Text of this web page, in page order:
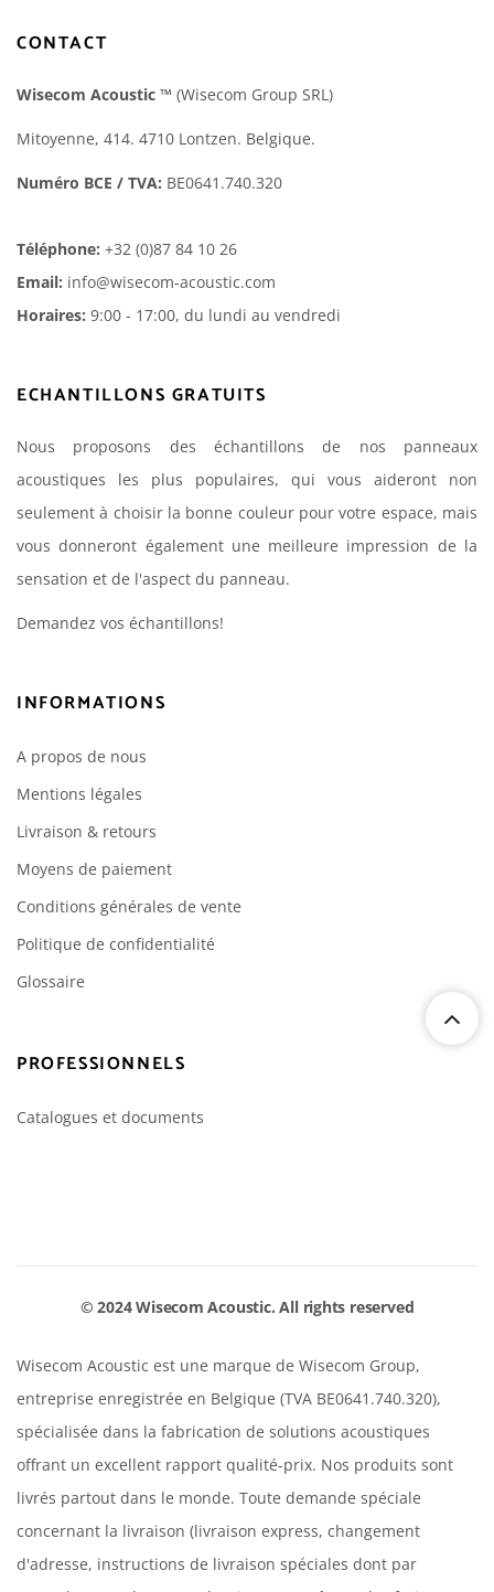
CONTACT
Wisecom Acoustic ™ (Wisecom Group SRL)
Mitoyenne, 414. 4710 Lontzen. Belgique.
Numéro BCE / TVA: BE0641.740.320
Téléphone: +32 (0)87 84 10 26
Email: info@wisecom-acoustic.com
Horaires: 9:00 - 17:00, du lundi au vendredi
ECHANTILLONS GRATUITS
Nous proposons des échantillons de nos panneaux
acoustiques les plus populaires, qui vous aideront non
seulement à choisir la bonne couleur pour votre espace, mais
vous donneront également une meilleure impression de la
sensation et de l'aspect du panneau.
Demandez vos échantillons!
INFORMATIONS
A propos de nous
Mentions légales
Livraison & retours
Moyens de paiement
Conditions générales de vente
Politique de confidentialité
Glossaire
PROFESSIONNELS
Catalogues et documents
© 2024 Wisecom Acoustic. All rights reserved
Wisecom Acoustic est une marque de Wisecom Group,
entreprise enregistrée en Belgique (TVA BE0641.740.320),
spécialisée dans la fabrication de solutions acoustiques
offrant un excellent rapport qualité-prix. Nos produits sont
livrés partout dans le monde. Toute demande spéciale
concernant la livraison (livraison express, changement
d'adresse, instructions de livraison spéciales dont par